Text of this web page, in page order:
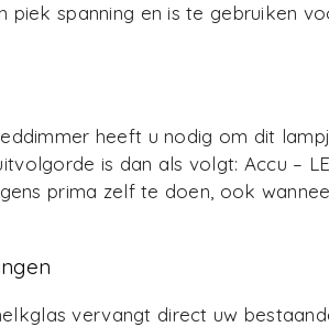
piek spanning en is te gebruiken
heeft u nodig om dit
is dan als volgt: Accu –
prima zelf te doen, ook
vervangt direct uw